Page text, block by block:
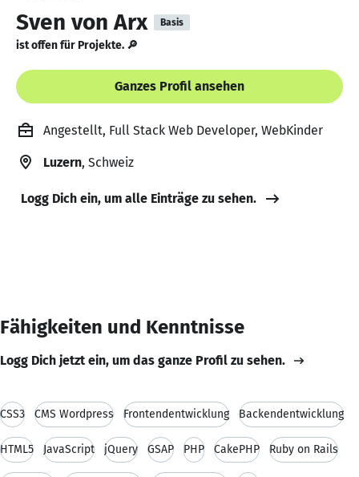
Sven von Arx Basis
ist offen für Projekte. 🔎
Ganzes Profil ansehen
Angestellt, Full Stack Web Developer, WebKinder
Luzern, Schweiz
Logg Dich ein, um alle Einträge zu sehen.
Fähigkeiten und Kenntnisse
Logg Dich jetzt ein, um das ganze Profil zu sehen.
CSS3 CMS Wordpress Frontendentwicklung Backendentwicklung
HTML5 JavaScript jQuery GSAP PHP CakePHP Ruby on Rails